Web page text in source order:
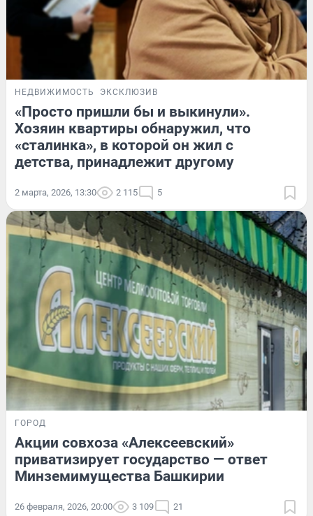
НЕДВИЖИМОСТЬ ЭКСКЛЮЗИВ
«Просто пришли бы и выкинули».
Хозяин квартиры обнаружил, что
«сталинка», в которой он жил с
детства, принадлежит другому
2 марта, 2026, 13:30 2 115 5
ГОРОД
Акции совхоза «Алексеевский»
приватизирует государство — ответ
Минземимущества Башкирии
26 февраля, 2026, 20:00 3 109 21